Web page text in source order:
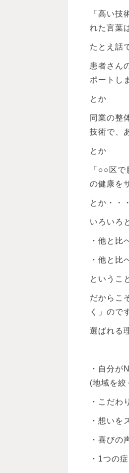
「高い
れた言葉
たとえ話
患者さん
ポートし
とか
同業の整
技術で、
とか
「○○区
の健康を
とか・・
いろいろ
・他と比
・他と比
というこ
だからこ
く」ので
選ばれる
・自分が
(地域を
・こだわ
・想いを
・喜びの
・1つの